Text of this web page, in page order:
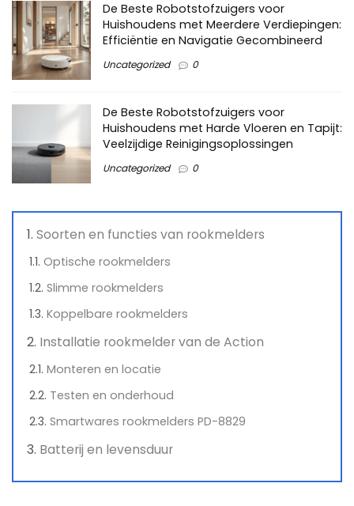
De Beste Robotstofzuigers voor
Huishoudens met Meerdere Verdiepingen:
Efficiëntie en Navigatie Gecombineerd
Uncategorized 0
De Beste Robotstofzuigers voor
Huishoudens met Harde Vloeren en Tapijt:
Veelzijdige Reinigingsoplossingen
Uncategorized 0
Soorten en functies van rookmelders
Optische rookmelders
Slimme rookmelders
Koppelbare rookmelders
Installatie rookmelder van de Action
Monteren en locatie
Testen en onderhoud
Smartwares rookmelders PD-8829
Batterij en levensduur